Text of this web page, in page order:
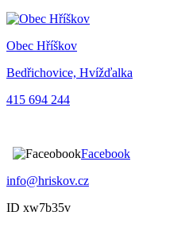
Obec Hříškov
Bedřichovice, Hvížďalka
415 694 244
Facebook
info@hriskov.cz
ID xw7b35v